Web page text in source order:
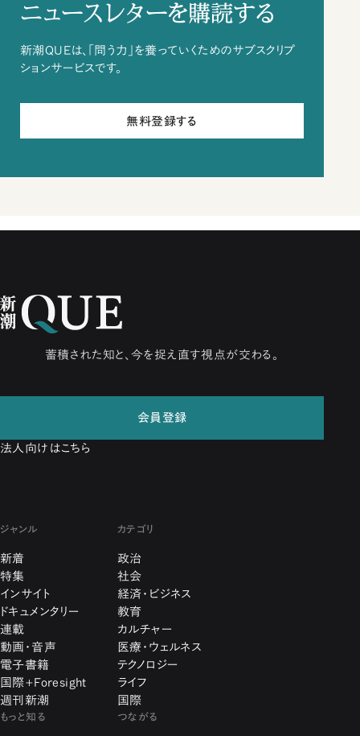
ニュースレターを購読する
新潮QUEは、「問う力」を養っていくためのサブスクリプ
ションサービスです。
無料登録する
蓄積された知と、今を捉え直す視点が交わる。
会員登録
法人向けはこちら
ジャンル
新着
特集
インサイト
ドキュメンタリー
連載
動画・音声
電子書籍
国際+Foresight
週刊新潮
カテゴリ
政治
社会
経済・ビジネス
教育
カルチャー
医療・ウェルネス
テクノロジー
ライフ
国際
もっと知る つながる